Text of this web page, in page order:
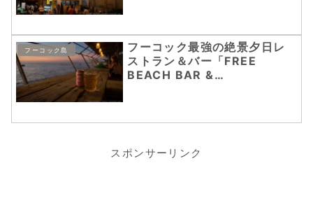
フーコック島
フーコック最強の絶景夕日レ
ストラン＆バー「FREE
BEACH BAR &
スポンサーリンク